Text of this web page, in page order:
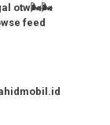
otw🌬🌬
feed